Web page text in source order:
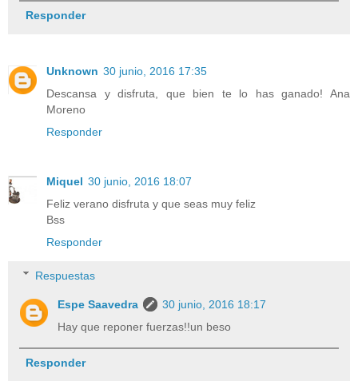
Responder
Unknown 30 junio, 2016 17:35
Descansa y disfruta, que bien te lo has ganado! Ana
Moreno
Responder
Miquel 30 junio, 2016 18:07
Feliz verano disfruta y que seas muy feliz
Bss
Responder
Respuestas
Espe Saavedra
30 junio, 2016 18:17
Hay que reponer fuerzas!!un beso
Responder